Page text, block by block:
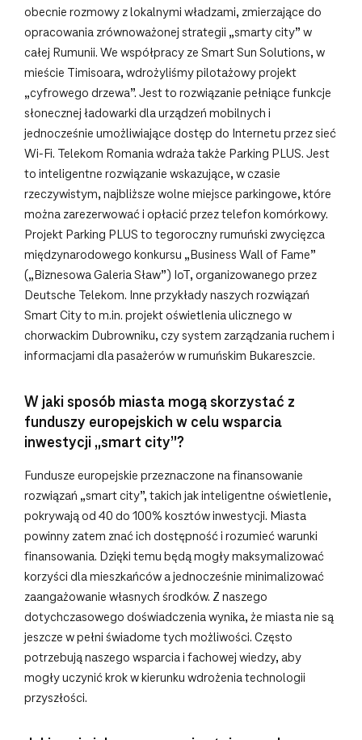
obecnie rozmowy z lokalnymi władzami, zmierzające do
opracowania zrównoważonej strategii „smarty city” w
całej Rumunii. We współpracy ze Smart Sun Solutions, w
mieście Timisoara, wdrożyliśmy pilotażowy projekt
„cyfrowego drzewa”. Jest to rozwiązanie pełniące funkcje
słonecznej ładowarki dla urządzeń mobilnych i
jednocześnie umożliwiające dostęp do Internetu przez sieć
Wi-Fi. Telekom Romania wdraża także Parking PLUS. Jest
to inteligentne rozwiązanie wskazujące, w czasie
rzeczywistym, najbliższe wolne miejsce parkingowe, które
można zarezerwować i opłacić przez telefon komórkowy.
Projekt Parking PLUS to tegoroczny rumuński zwycięzca
międzynarodowego konkursu „Business Wall of Fame”
(„Biznesowa Galeria Sław”) IoT, organizowanego przez
Deutsche Telekom. Inne przykłady naszych rozwiązań
Smart City to m.in. projekt oświetlenia ulicznego w
chorwackim Dubrowniku, czy system zarządzania ruchem i
informacjami dla pasażerów w rumuńskim Bukareszcie.
W jaki sposób miasta mogą skorzystać z
funduszy europejskich w celu wsparcia
inwestycji „smart city”?
Fundusze europejskie przeznaczone na finansowanie
rozwiązań „smart city”, takich jak inteligentne oświetlenie,
pokrywają od 40 do 100% kosztów inwestycji. Miasta
powinny zatem znać ich dostępność i rozumieć warunki
finansowania. Dzięki temu będą mogły maksymalizować
korzyści dla mieszkańców a jednocześnie minimalizować
zaangażowanie własnych środków. Z naszego
dotychczasowego doświadczenia wynika, że miasta nie są
jeszcze w pełni świadome tych możliwości. Często
potrzebują naszego wsparcia i fachowej wiedzy, aby
mogły uczynić krok w kierunku wdrożenia technologii
przyszłości.